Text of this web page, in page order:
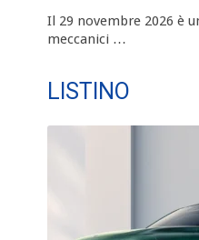
Il 29 novembre 2026 è
meccanici …
LISTINO